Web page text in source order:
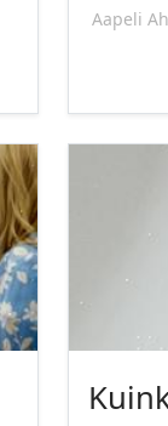
Aapeli